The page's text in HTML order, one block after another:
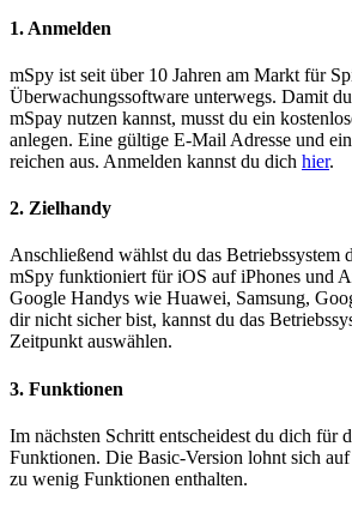
1. Anmelden
mSpy ist seit über 10 Jahren am Markt für
Überwachungssoftware unterwegs. Damit
mSpay nutzen kannst, musst du ein
anlegen. Eine gültige E-Mail Adresse und
reichen aus. Anmelden kannst du dich hier.
2. Zielhandy
Anschließend wählst du das Betriebssystem
mSpy funktioniert für iOS auf iPhones und
Google Handys wie Huawei, Samsung,
dir nicht sicher bist, kannst du das
Zeitpunkt auswählen.
3. Funktionen
Im nächsten Schritt entscheidest du dich für
Funktionen. Die Basic-Version lohnt sich
zu wenig Funktionen enthalten.